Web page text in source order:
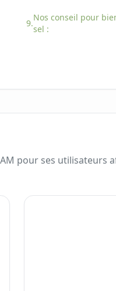
9.
Nos conseil pour
sel :
pour ses utilisateurs